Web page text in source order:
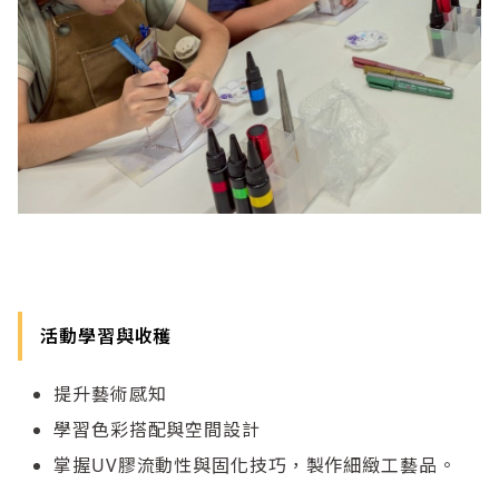
活動學習與收穫
提升藝術感知
學習色彩搭配與空間設計
掌握UV膠流動性與固化技巧，製作細緻工藝品。